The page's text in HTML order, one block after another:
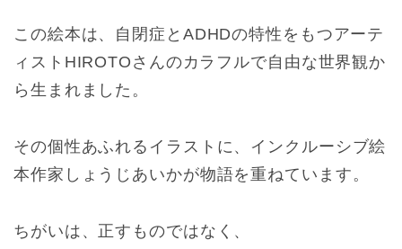
この絵本は、自閉症とADHDの特性をもつアーテ
ィストHIROTOさんのカラフルで自由な世界観か
ら生まれました。
その個性あふれるイラストに、インクルーシブ絵
本作家しょうじあいかが物語を重ねています。
ちがいは、正すものではなく、